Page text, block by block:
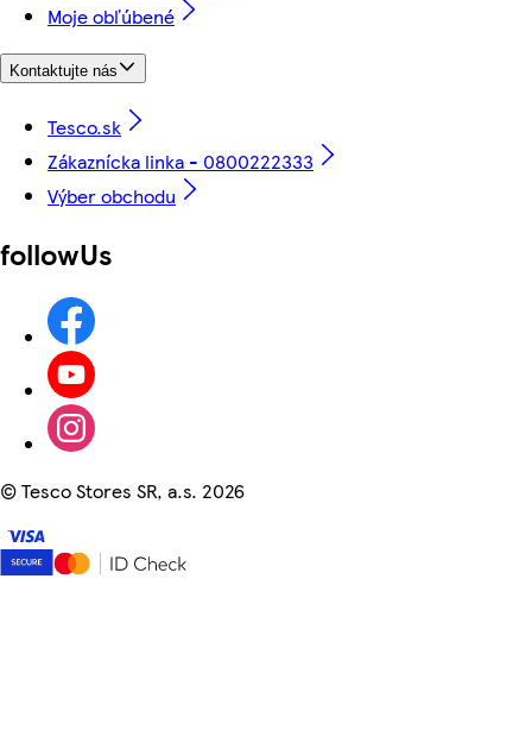
Moje obľúbené
Kontaktujte nás
Tesco.sk
Zákaznícka linka - 0800222333
Výber obchodu
followUs
©Tesco Stores SR, a.s. 2026